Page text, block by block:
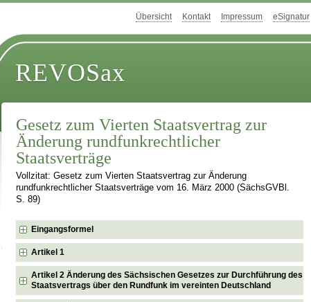
Übersicht Kontakt Impressum eSignatur
REVOSax
Gesetz zum Vierten Staatsvertrag zur
Änderung rundfunkrechtlicher
Staatsverträge
Vollzitat: Gesetz zum Vierten Staatsvertrag zur Änderung
rundfunkrechtlicher Staatsverträge vom 16. März 2000 (SächsGVBl.
S. 89)
Eingangsformel
Artikel 1
Artikel 2 Änderung des Sächsischen Gesetzes zur Durchführung des
Staatsvertrags über den Rundfunk im vereinten Deutschland